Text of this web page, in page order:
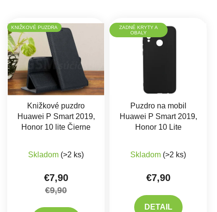
Výpis produktov
KNIŽKOVÉ PUZDRA
Knižkové puzdro
Huawei P Smart 2019,
Honor 10 lite Čierne
Skladom (>2 ks)
€7,90
€9,90
ZADNÉ KRYTY A
OBALY
Puzdro na mobil
Huawei P Smart 2019,
Honor 10 Lite
Skladom (>2 ks)
€7,90
DETAIL